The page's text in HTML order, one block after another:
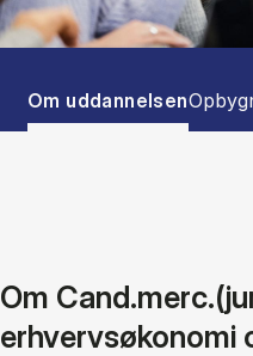
Tablist controls
Show panel
Om uddannelsenShow
Om
erhvervsøkonomi